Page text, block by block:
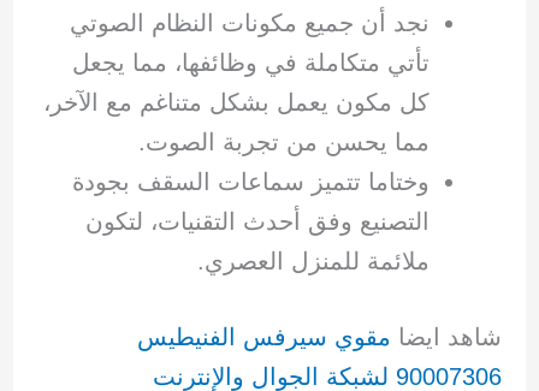
نجد أن جميع مكونات النظام الصوتي
تأتي متكاملة في وظائفها، مما يجعل
كل مكون يعمل بشكل متناغم مع الآخر،
مما يحسن من تجربة الصوت.
وختاما تتميز سماعات السقف بجودة
التصنيع وفق أحدث التقنيات، لتكون
ملائمة للمنزل العصري.
شاهد ايضا مقوي سيرفس الفنيطيس
90007306 لشبكة الجوال والإنترنت